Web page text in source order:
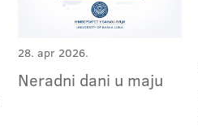
28. apr 2026.
Neradni dani u maju